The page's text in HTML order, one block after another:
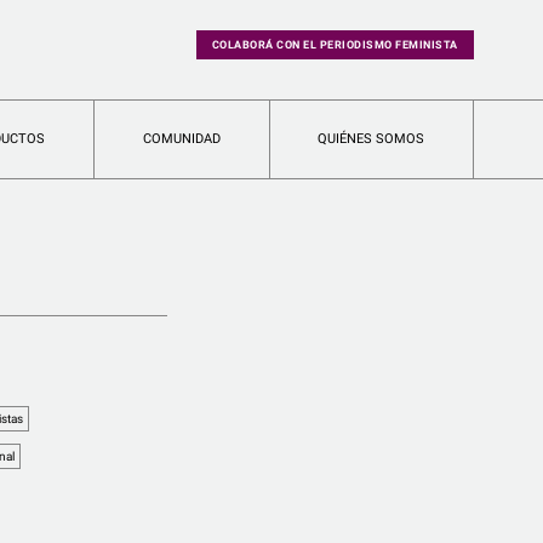
COLABORÁ CON EL PERIODISMO FEMINISTA
COMUNIDAD QUIÉNES SOMOS